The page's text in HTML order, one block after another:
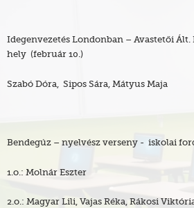
Idegenvezetés Londonban – Avastetői Ált.
hely (február 10.)
Szabó Dóra, Sipos Sára, Mátyus Maja
Bendegúz – nyelvész verseny - iskolai
1.o.: Molnár Eszter
2.o.: Magyar Lili, Vajas Réka, Rákosi